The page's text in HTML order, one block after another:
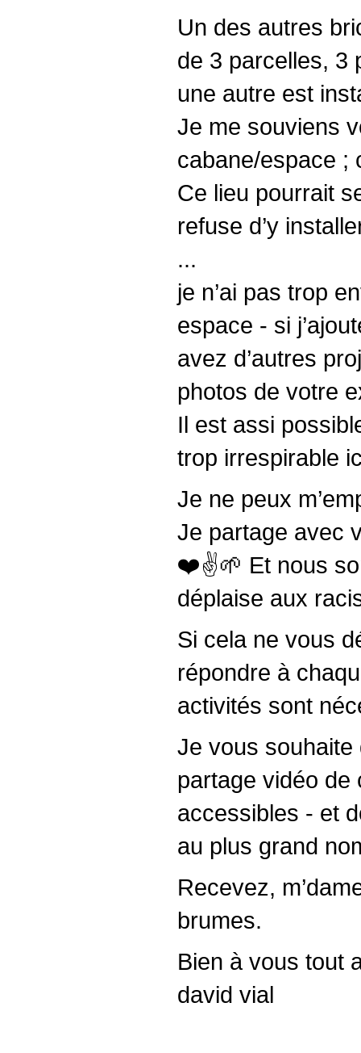
Un des autres
de 3 parcelles, 3
une autre est
Je me souviens
cabane/espace ;
Ce lieu pourrait
refuse d’y
...
je n’ai pas trop
espace - si
avez d’autres
photos de votre
Il est assi
trop irrespirable
Je ne peux
Je partage avec
❤️✌️🌱 Et nous
déplaise aux
Si cela ne vous
répondre à
activités sont
Je vous souhaite
partage vidéo de
accessibles - et
au plus grand
Recevez,
brumes.
Bien à vous tout
david vial